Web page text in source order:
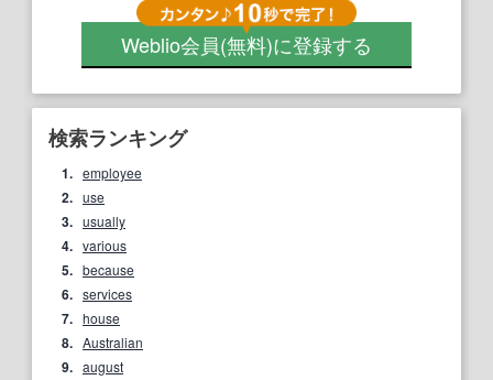
Weblio会員(無料)に登録する
検索ランキング
1. employee
2. use
3. usually
4. various
5. because
6. services
7. house
8. Australian
9. august